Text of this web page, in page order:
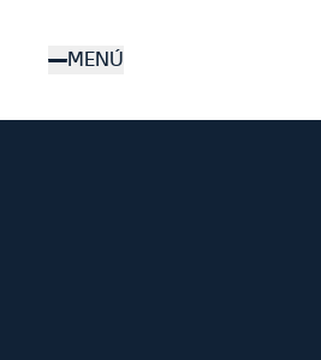
contenidoMENÚ